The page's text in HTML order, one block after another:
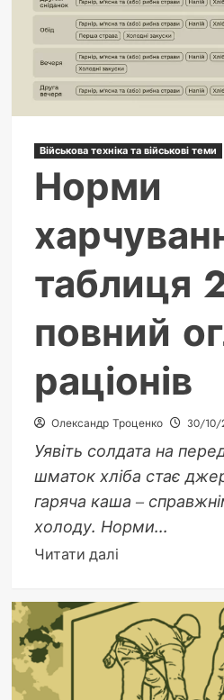
у
Війні
Проти
України
Військова техніка та військові теми
Норми
таблиця
повний
раціонів
Олександр Троценко 30/10/
Уявіть солдата на
шматок хліба стає
гаряча каша –
холоду. Норми...
Читати даліДокладніше
Норми
харчування
ЗСУ:
таблиця
2025